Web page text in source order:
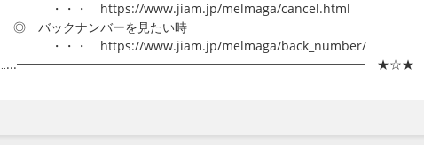
・・・ https://www.jiam.jp/melmaga/cancel.html
◎ バックナンバーを見たい時
・・・ https://www.jiam.jp/melmaga/back_number/
‥...━━━━━━━━━━━━━━━━━━━━━━━━━━━━ ★☆★